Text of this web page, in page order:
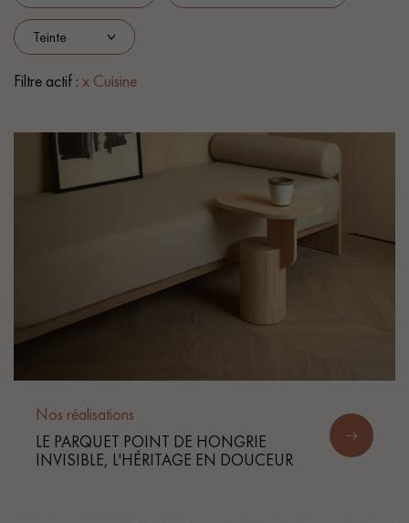
PARQUET VIEILLI PARQUET FUMÉ
PARQUET LAMES LARGES XXL
Nos conseillers sont disponibles au
0805 82 82 82
Nos experts sont à votre disposition pour vous guider pas à
Filtre actif : x Cuisine
Nos réalisations
LE PARQUET POINT DE HONGRIE
INVISIBLE, L'HÉRITAGE EN DOUCEUR